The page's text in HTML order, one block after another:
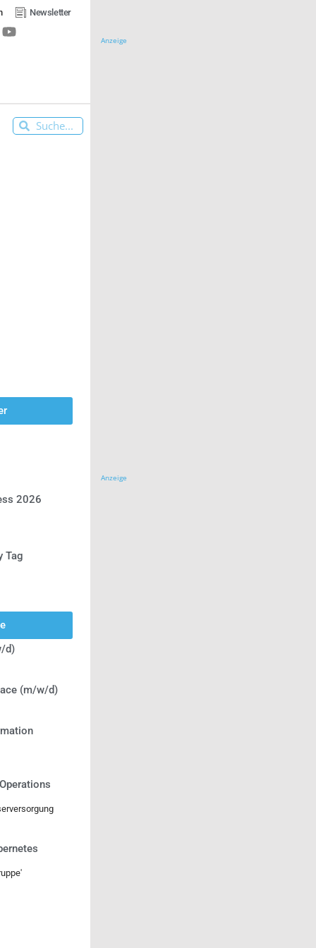
Newsletter
2026
Tag
d)
(m/w/d)
Anzeige
Anzeige